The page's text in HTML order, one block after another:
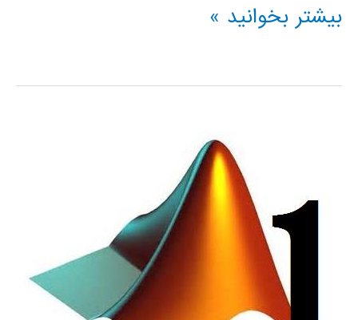
دانلود
فیلم
MATLAB
بیشتر بخوانید »